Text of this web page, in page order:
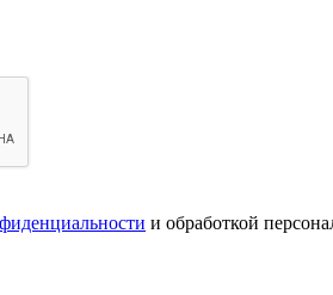
и обработкой